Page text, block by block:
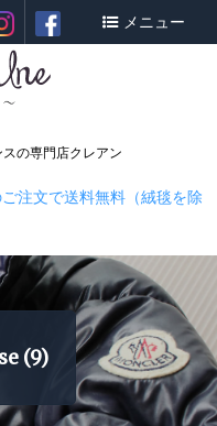
の専門店クレアン
メニュー
注文で送料無料（絨毯を除
(9)